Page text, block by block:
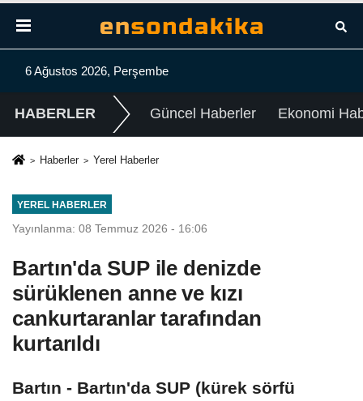
6 Ağustos 2026, Perşembe
HABERLER Güncel Haberler Ekonomi
Haberler Yerel Haberler
YEREL HABERLER
Yayınlanma: 08 Temmuz 2026 - 16:06
Bartın'da SUP ile denizde
sürüklenen anne ve kızı
cankurtaranlar tarafından
kurtarıldı
Bartın - Bartın'da SUP (kürek sörfü